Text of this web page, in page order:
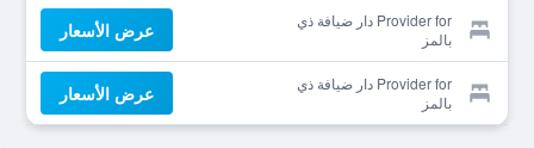
Provider for دار ضيافة ذي
بالمز
عرض الأسعار
Provider for دار ضيافة ذي
بالمز
عرض الأسعار